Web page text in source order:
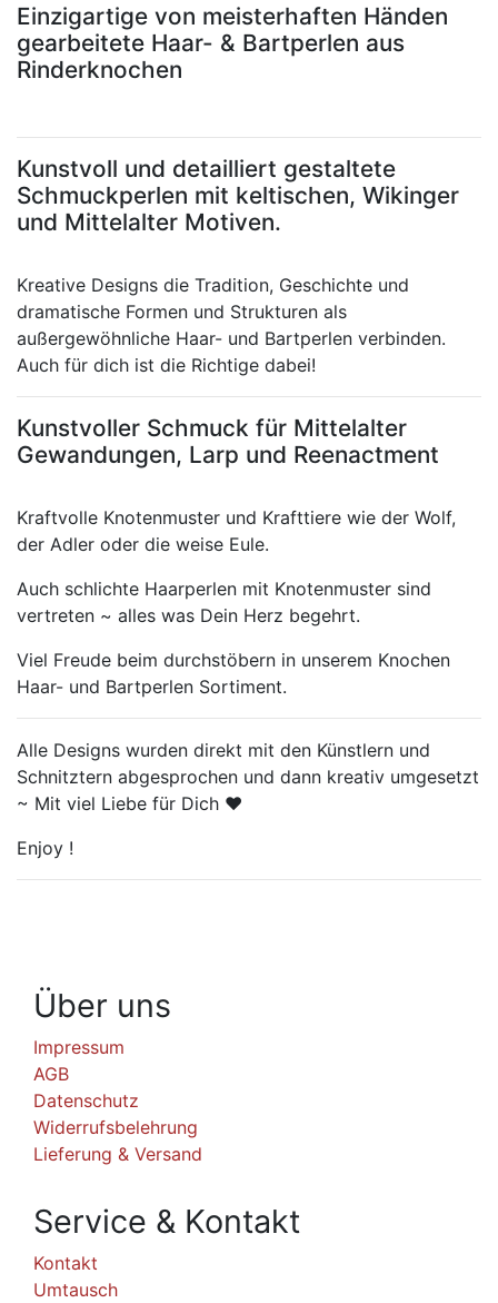
Einzigartige von meisterhaften Händen
gearbeitete Haar- & Bartperlen aus
Rinderknochen
Kunstvoll und detailliert gestaltete
Schmuckperlen mit keltischen, Wikinger
und Mittelalter Motiven.
Kreative Designs die Tradition, Geschichte und
dramatische Formen und Strukturen als
außergewöhnliche Haar- und Bartperlen verbinden.
Auch für dich ist die Richtige dabei!
Kunstvoller Schmuck für Mittelalter
Gewandungen, Larp und Reenactment
Kraftvolle Knotenmuster und Krafttiere wie der Wolf,
der Adler oder die weise Eule.
Auch schlichte Haarperlen mit Knotenmuster sind
vertreten ~ alles was Dein Herz begehrt.
Viel Freude beim durchstöbern in unserem Knochen
Haar- und Bartperlen Sortiment.
Alle Designs wurden direkt mit den Künstlern und
Schnitztern abgesprochen und dann kreativ umgesetzt
~ Mit viel Liebe für Dich ♥
Enjoy !
Über uns
Impressum
AGB
Datenschutz
Widerrufsbelehrung
Lieferung & Versand
Service & Kontakt
Kontakt
Umtausch